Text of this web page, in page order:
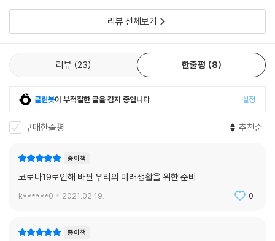
리뷰 전체보기
리뷰 23 한줄평 8
클린봇이 부적절한 글을 감지 중입니다. 설정
구매한줄평 추천순
종이책
코로나19로인해 바뀐 우리의 미래생활을 위한 준비
k******0 2021.02.19. 0
종이책